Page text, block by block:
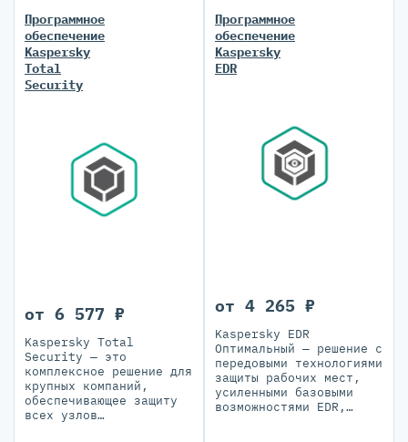
Программное
обеспечение
Kaspersky
Total
Security
от 6 577 ₽
Kaspersky Total
Security — это
комплексное решение для
крупных компаний,
обеспечивающее защиту
всех узлов
Программное
обеспечение
Kaspersky
EDR
от 4 265 ₽
Kaspersky EDR
Оптимальный — решение с
передовыми технологиями
защиты рабочих мест,
усиленными базовыми
возможностями EDR,